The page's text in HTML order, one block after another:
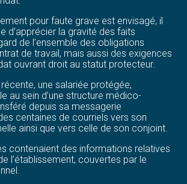
pour faute grave est envisagé, il
d’apprécier la gravité des faits
de l’ensemble des obligations
de travail, mais aussi des exigences
ouvrant droit au statut protecteur.
une salariée protégée,
au sein d’une structure médico-
depuis sa messagerie
centaines de courriels vers son
ainsi que vers celle de son conjoint.
contenaient des informations relatives
l’établissement, couvertes par le